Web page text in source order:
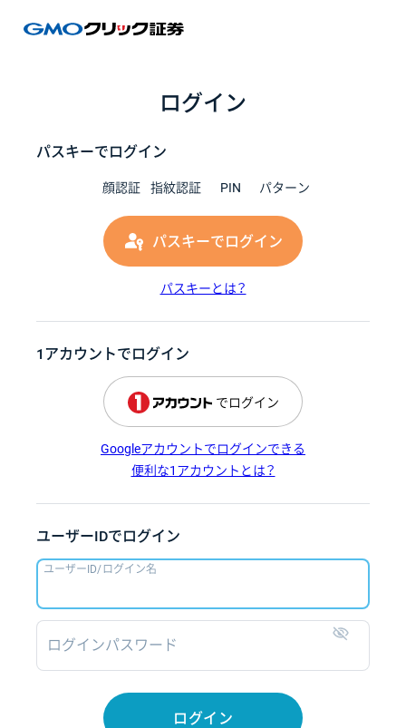
ログイン
パスキーでログイン
顔認証 指紋認証 PIN パターン
パスキーでログイン
パスキーとは？
1アカウントでログイン
でログイン
Googleアカウントでログインできる
便利な1アカウントとは？
ユーザーIDでログイン
ユーザーID/ログイン名
ログインパスワード
ログイン